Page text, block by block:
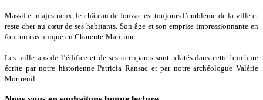
Massif et majestueux, le château de Jonzac est toujours l’emblème de la ville et
reste cher au cœur de ses habitants. Son âge et son emprise impressionnante en
font un cas unique en Charente-Maritime.
Les mille ans de l’édifice et de ses occupants sont relatés dans cette brochure
écrite par notre historienne Patricia Ransac et par notre archéologue Valérie
Mortreuil.